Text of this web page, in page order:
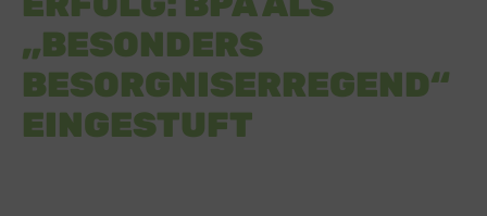
„BESONDERS
BESORGNISERREGEND“
EINGESTUFT